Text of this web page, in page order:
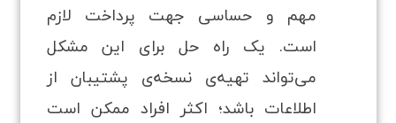
مهم و حساسی جهت پرداخت لازم
است. یک راه‌ حل برای این مشکل
می‌تواند تهیه‌ی نسخه‌ی پشتیبان از
اطلاعات باشد؛ اکثر افراد ممکن است